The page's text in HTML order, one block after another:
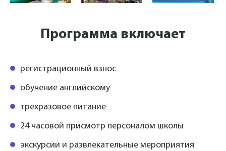
Программа включает
регистрационный взнос
обучение английскому
трехразовое питание
24 часовой присмотр персоналом школы
экскурсии и развлекательные мероприятия